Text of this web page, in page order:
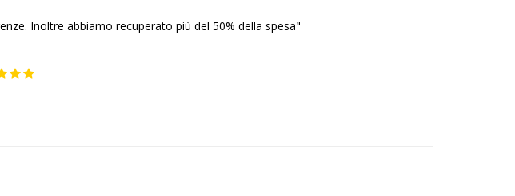
Inoltre abbiamo recuperato più del 50% della spesa"